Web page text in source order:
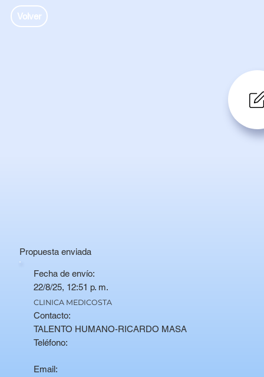
Volver
Propuesta enviada
Fecha de envío:
22/8/25, 12:51 p. m.
CLINICA MEDICOSTA
Contacto:
TALENTO HUMANO-RICARDO MASA
Teléfono:
Email: